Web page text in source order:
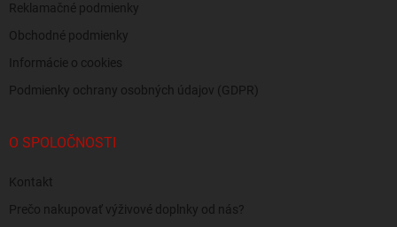
Reklamačné podmienky
Obchodné podmienky
Informácie o cookies
Podmienky ochrany osobných údajov (GDPR)
O SPOLOČNOSTI
Kontakt
Prečo nakupovať výživové doplnky od nás?